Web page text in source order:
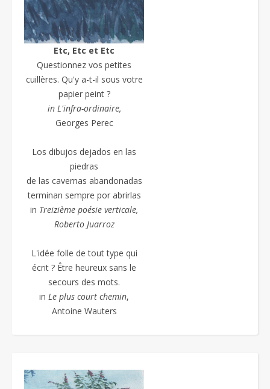
Etc, Etc et Etc
Questionnez vos petites
cuillères. Qu'y a-t-il sous votre
papier peint ?
in L'infra-ordinaire,
Georges Perec
Los dibujos dejados en las
piedras
de las cavernas abandonadas
terminan sempre por abrirlas
in Treizième poésie verticale,
Roberto Juarroz
L'idée folle de tout type qui
écrit ? Être heureux sans le
secours des mots.
in Le plus court chemin,
Antoine Wauters